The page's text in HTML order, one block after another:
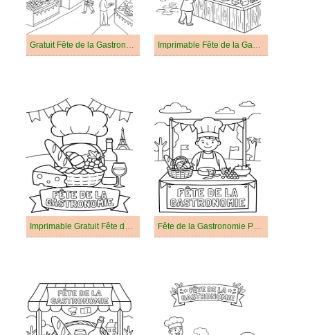
Gratuit Fête de la Gastronomie Pour les Enfants Imprimable Fête de la Gastronomie Pour les Enfants
Imprimable Gratuit Fête de la Gastronomie Pour les Enfants Fête de la Gastronomie Pour Enfants